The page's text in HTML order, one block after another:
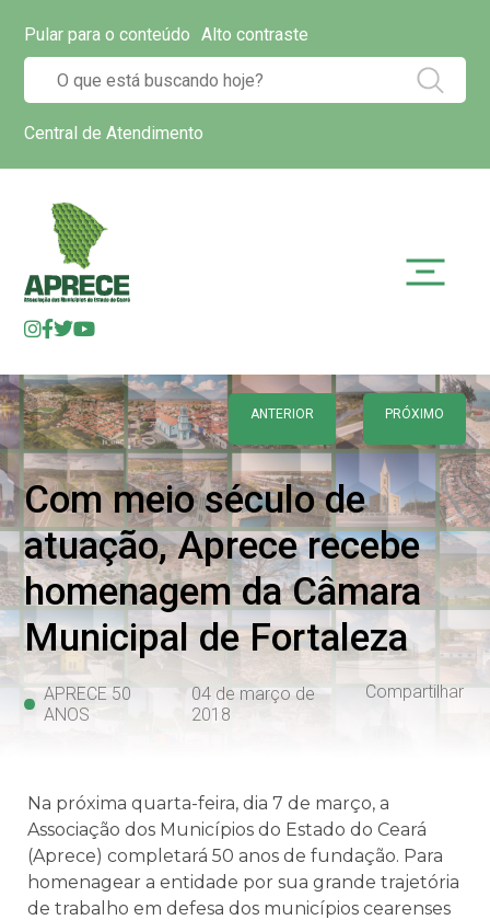
Pular para o conteúdo Alto contraste
Central de Atendimento
ANTERIOR PRÓXIMO
Com meio século de
atuação, Aprece recebe
homenagem da Câmara
Municipal de Fortaleza
APRECE 50
ANOS
04 de março de
2018
Compartilhar
Na próxima quarta-feira, dia 7 de março, a
Associação dos Municípios do Estado do Ceará
(Aprece) completará 50 anos de fundação. Para
homenagear a entidade por sua grande trajetória
de trabalho em defesa dos municípios cearenses